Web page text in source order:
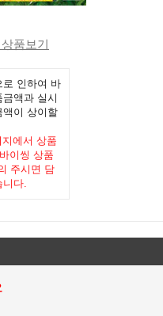
품보기
인하여 바
액과 실시
액이 상이할
에서 상품
이씽 상품
주시면 담
니다.